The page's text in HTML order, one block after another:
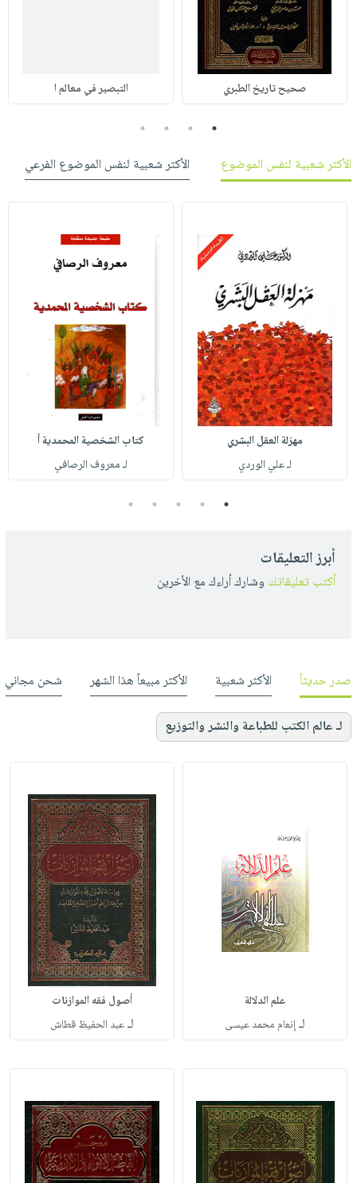
صحيح تاريخ الطبري التبصير في معالم ا
1
2
3
4
الأكثر شعبية لنفس الموضوع
الأكثر شعبية لنفس الموضوع الفرعي
مهزلة العقل البشري
لـ علي الوردي
كتاب الشخصية المحمدية أ
لـ معروف الرصافي
1
2
3
4
5
أبرز التعليقات
أكتب تعليقاتك وشارك أراءك مع الأخرين
صدر حديثاً الأكثر شعبية الأكثر مبيعاً هذا الشهر شحن مجاني
لـ عالم الكتب للطباعة والنشر والتوزيع
علم الدلالة
لـإنعام محمد عيسى
أصول فقه الموازنات
لـعبد الحفيظ قطاش